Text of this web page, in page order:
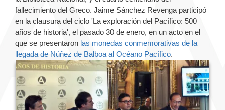
fallecimiento del Greco. Jaime Sánchez Revenga participó
en la clausura del ciclo 'La exploración del Pacífico: 500
años de historia', el pasado 30 de enero, en un acto en el
que se presentaron las monedas conmemorativas de la
llegada de Núñez de Balboa al Océano Pacífico.